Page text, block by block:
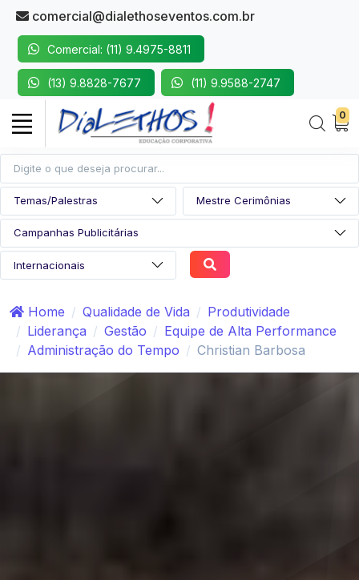
comercial@dialethoseventos.com.br
Comercial: (11) 9.4975-8811
(13) 9.8828-7677 (11) 9.9588-2747
0
Home Qualidade de Vida
Produtividade
Liderança
Gestão
Equipe de Alta Performance
Administração do Tempo
Christian Barbosa